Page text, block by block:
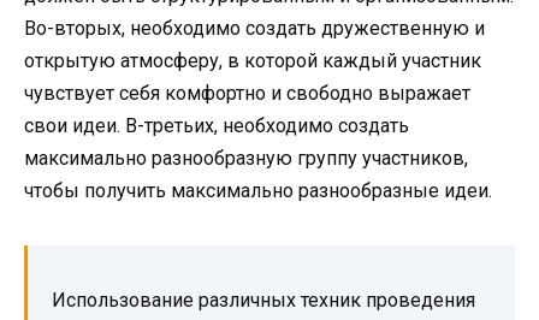
Во-вторых, необходимо создать дружественную и
открытую атмосферу, в которой каждый участник
чувствует себя комфортно и свободно выражает
свои идеи. В-третьих, необходимо создать
максимально разнообразную группу участников,
чтобы получить максимально разнообразные идеи.
Использование различных техник проведения